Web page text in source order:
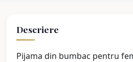
Descriere
Pijama din bumbac pentru